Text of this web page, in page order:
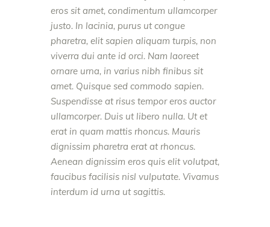
eros sit amet, condimentum ullamcorper
justo. In lacinia, purus ut congue
pharetra, elit sapien aliquam turpis, non
viverra dui ante id orci. Nam laoreet
ornare urna, in varius nibh finibus sit
amet. Quisque sed commodo sapien.
Suspendisse at risus tempor eros auctor
ullamcorper. Duis ut libero nulla. Ut et
erat in quam mattis rhoncus. Mauris
dignissim pharetra erat at rhoncus.
Aenean dignissim eros quis elit volutpat,
faucibus facilisis nisl vulputate. Vivamus
interdum id urna ut sagittis.